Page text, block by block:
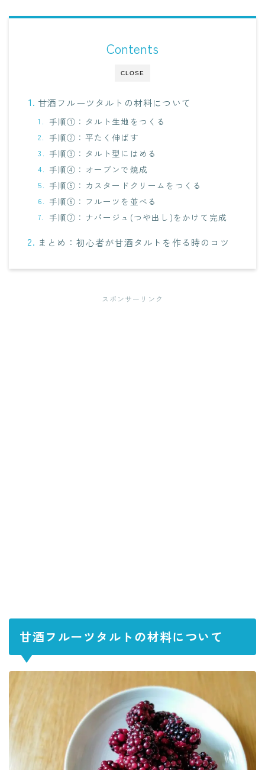
CLOSE
Contents
甘酒フルーツタルトの材料について
手順①：タルト生地をつくる
手順②：平たく伸ばす
手順③：タルト型にはめる
手順④：オーブンで焼成
手順⑤：カスタードクリームをつくる
手順⑥：フルーツを並べる
手順⑦：ナパージュ(つや出し)をかけて完成
まとめ：初心者が甘酒タルトを作る時のコツ
スポンサーリンク
甘酒フルーツタルトの材料について